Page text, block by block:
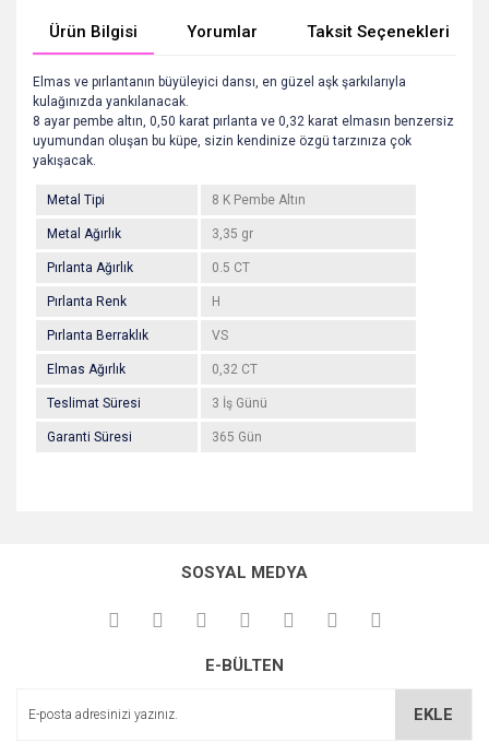
Ürün Bilgisi Yorumlar Taksit Seçenekleri
Elmas ve pırlantanın büyüleyici dansı, en güzel aşk şarkılarıyla
kulağınızda yankılanacak.
8 ayar pembe altın, 0,50 karat pırlanta ve 0,32 karat elmasın benzersiz
uyumundan oluşan bu küpe, sizin kendinize özgü tarzınıza çok
yakışacak.
Metal Tipi 8 K Pembe Altın
Metal Ağırlık 3,35 gr
Pırlanta Ağırlık 0.5 CT
Pırlanta Renk H
Pırlanta Berraklık VS
Elmas Ağırlık 0,32 CT
Teslimat Süresi 3 İş Günü
Garanti Süresi 365 Gün
kullanarak tarafımıza iletebilirsiniz.
Görüş ve önerileriniz için teşekkür ederiz.
Ürün açıklamasında eksik bilgiler bulunuyor.
SOSYAL MEDYA
E-BÜLTEN
EKLE